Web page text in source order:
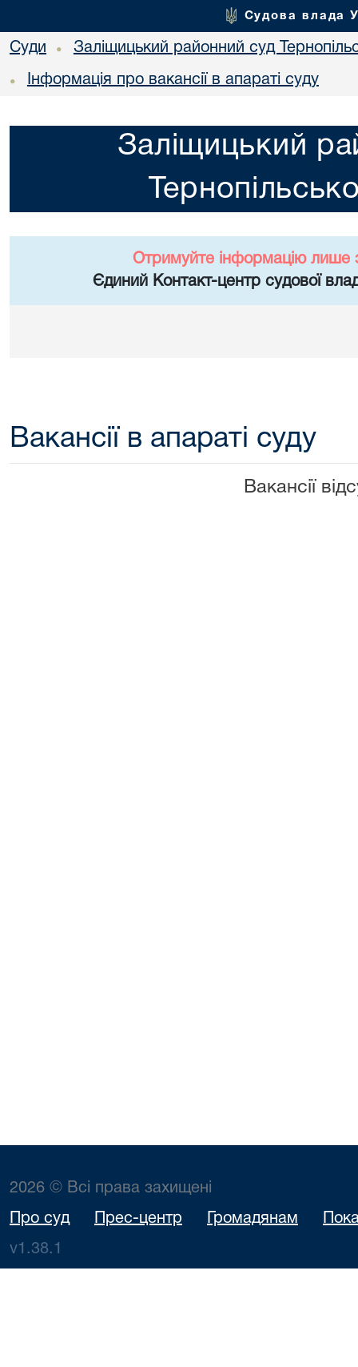
Судова влада
Суди • Заліщицький районний суд
• Інформація про вакансії в апараті суду
Заліщицький
Отримуйте інформацію лише
Єдиний Контакт-центр судової
Вакансії в апараті суду
Вакансії
2026 © Всі права захищені
Про суд Прес-центр Громадянам
v1.38.1